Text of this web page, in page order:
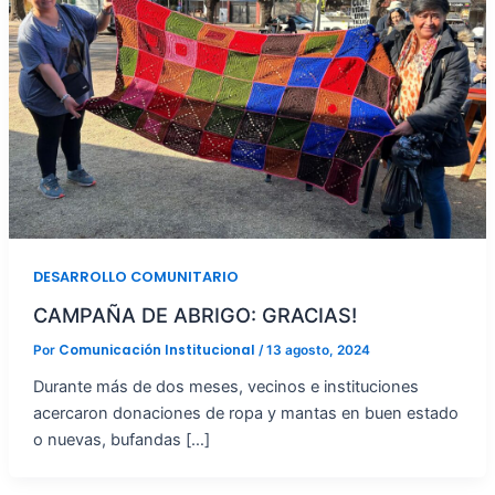
DESARROLLO COMUNITARIO
CAMPAÑA DE ABRIGO: GRACIAS!
Por Comunicación Institucional /13 agosto, 2024
Durante más de dos meses, vecinos e instituciones
acercaron donaciones de ropa y mantas en buen estado
o nuevas, bufandas […]